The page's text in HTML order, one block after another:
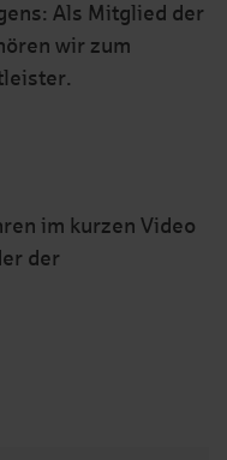
Als Mitglied der
wir zum
im kurzen Video
der